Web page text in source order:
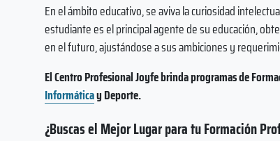
En el ámbito educativo, se aviva la curiosidad
estudiante es el principal agente de su educación,
en el futuro, ajustándose a sus ambiciones y
El Centro Profesional Joyfe brinda programas de
Informáticay Deporte.
¿Buscas el Mejor Lugar para tu Formación